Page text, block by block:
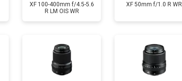
XF 100-400mm f/4.5-5.6
R LM OIS WR
XF 50mm f/1.0 R WR